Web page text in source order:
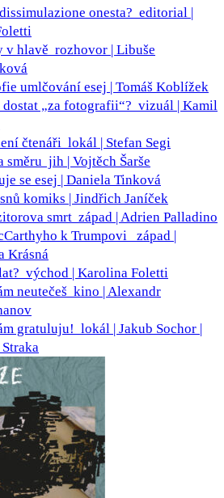
onesta? editorial |
v hlavě rozhovor | Libuše
umlčování esej | Tomáš Koblížek
dostat „za fotografii“? vizuál | Kamil
čtenáři lokál | Stefan Segi
směru jih | Vojtěch Šarše
se esej | Daniela Tinková
komiks | Jindřich Janíček
smrt západ | Adrien Palladino
k Trumpovi
západ |
Krásná
východ | Karolina Foletti
neutečeš kino | Alexandr
gratuluju! lokál | Jakub Sochor |